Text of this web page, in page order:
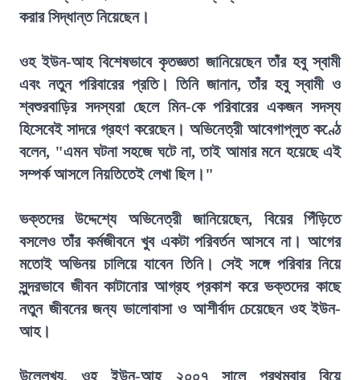
করার সিদ্ধান্ত নিয়েছেন।
ওহ ইউন-আহ বিশেষভাবে কৃতজ্ঞতা জানিয়েছেন তাঁর হবু স্বামী
এবং নতুন পরিবারের প্রতি। তিনি জানান, তাঁর হবু স্বামী ও
শ্বশুরবাড়ির সদস্যরা ছেলে মিন-কে পরিবারের একজন সদস্য
হিসেবেই সাদরে গ্রহণ করেছেন। অভিনেত্রী আবেগাপ্লুত কণ্ঠে
বলেন, "এমন ঘটনা সহজে ঘটে না, তাই আমার মনে হয়েছে এই
সম্পর্ক আসলে নিয়তিতেই লেখা ছিল।"
ভক্তদের উদ্দেশ্যে অভিনেত্রী জানিয়েছেন, বিয়ের পিঁড়িতে
বসলেও তাঁর কর্মজীবনে খুব একটা পরিবর্তন আসবে না। আগের
মতোই অভিনয় চালিয়ে যাবেন তিনি। সেই সঙ্গে পরিবার নিয়ে
সুন্দরভাবে জীবন কাটানোর আগ্রহ প্রকাশ করে ভক্তদের কাছে
নতুন জীবনের জন্য ভালোবাসা ও আশীর্বাদ চেয়েছেন ওহ ইউন-
আহ।
উল্লেখ্য, ওহ ইউন-আহ ২০০৭ সালে প্রথমবার বিয়ে